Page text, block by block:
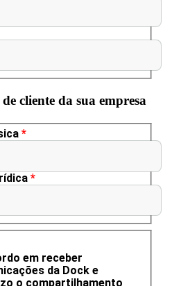
cliente da sua empresa
*
*
em receber
da Dock e
o compartilhamento